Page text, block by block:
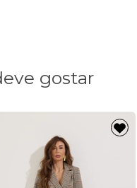
gostar